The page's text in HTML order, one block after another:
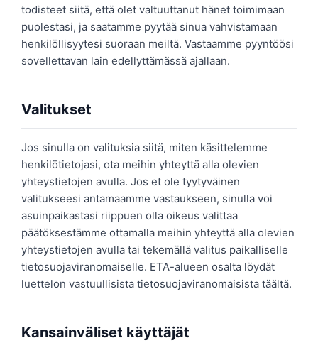
todisteet siitä, että olet valtuuttanut hänet toimimaan
puolestasi, ja saatamme pyytää sinua vahvistamaan
henkilöllisyytesi suoraan meiltä. Vastaamme pyyntöösi
sovellettavan lain edellyttämässä ajallaan.
Valitukset
Jos sinulla on valituksia siitä, miten käsittelemme
henkilötietojasi, ota meihin yhteyttä alla olevien
yhteystietojen avulla. Jos et ole tyytyväinen
valitukseesi antamaamme vastaukseen, sinulla voi
asuinpaikastasi riippuen olla oikeus valittaa
päätöksestämme ottamalla meihin yhteyttä alla olevien
yhteystietojen avulla tai tekemällä valitus paikalliselle
tietosuojaviranomaiselle. ETA-alueen osalta löydät
luettelon vastuullisista tietosuojaviranomaisista täältä.
Kansainväliset käyttäjät